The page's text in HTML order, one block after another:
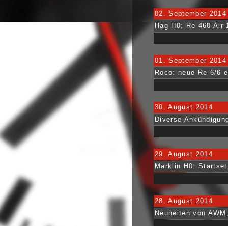
02. September 2014
Hag H0: Re 460 Air
01. September 2014
Roco: neue Re 6/6
30. August 2014
Diverse
29. August 2014
Märklin H0:
28. August 2014
Neuheiten von